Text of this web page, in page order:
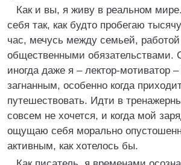
Как и вы, я живу в реальном
себя так, как будто пробегаю
час, мечусь между семьей,
общественными обязательствами.
иногда даже я – лектор-мотиватор
загнанным, особенно когда
путешествовать. Идти в
совсем не хочется, и когда мой
ощущаю себя морально
активным, как хотелось бы.